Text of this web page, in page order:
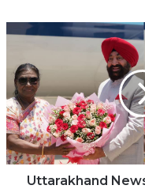
Uttarakhand
राष्ट्रपति
द्रौपदी
मुर्मु
दो
दिवसीय
उत्तराखंड
दौरे,
Uttarakhand News: